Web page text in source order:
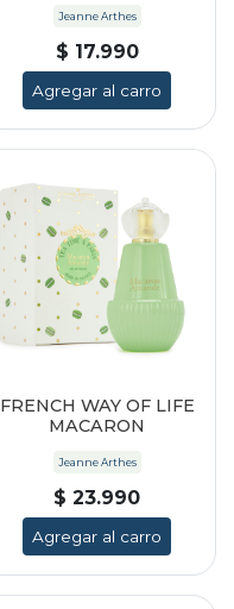
Jeanne Arthes
$ 17.990
Agregar al carro
FRENCH WAY OF LIFE
MACARON
Jeanne Arthes
$ 23.990
Agregar al carro